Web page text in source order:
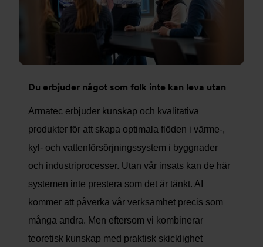
Du erbjuder något som folk inte kan leva utan
Armatec erbjuder kunskap och kvalitativa
produkter för att skapa optimala flöden i värme-,
kyl- och vattenförsörjningssystem i byggnader
och industriprocesser. Utan vår insats kan de här
systemen inte prestera som det är tänkt. AI
kommer att påverka vår verksamhet precis som
många andra. Men eftersom vi kombinerar
teoretisk kunskap med praktisk skicklighet